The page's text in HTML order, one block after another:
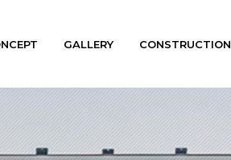
GALLERY CONSTRUCTION